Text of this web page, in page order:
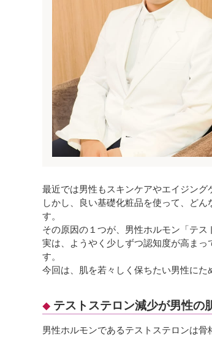
最近では男性もスキンケアやエイジング
しかし、良い基礎化粧品を使って、ど
す。
その原因の１つが、男性ホルモン「テス
実は、ようやく少しずつ認知度が高ま
す。
今回は、肌を若々しく保ちたい男性にた
テストステロン減少が男性の
男性ホルモンであるテストステロンは骨